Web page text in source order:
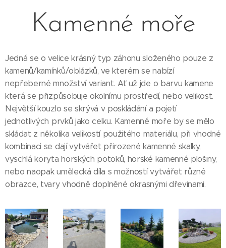
Kamenné moře
Jedná se o velice krásný typ záhonu složeného pouze z
kamenů/kamínků/oblázků, ve kterém se nabízí
nepřeberné množství variant. Ať už jde o barvu kamene
která se přizpůsobuje okolnímu prostředí, nebo velikost.
Největší kouzlo se skrývá v poskládání a pojetí
jednotlivých prvků jako celku. Kamenné moře by se mělo
skládat z několika velikostí použitého materiálu, při vhodné
kombinaci se dají vytvářet přirozené kamenné skalky,
vyschlá koryta horských potoků, horské kamenné plošiny,
nebo naopak umělecká díla s možností vytvářet různé
obrazce, tvary vhodně doplněné okrasnými dřevinami.